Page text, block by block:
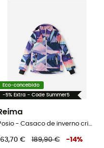
Eco-concebido
-5% Extra - Code Summer5
Posio - Casaco de inverno criança
€ 189,90 € -14%